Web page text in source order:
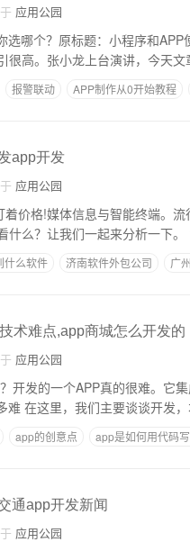
应用公园
题：小程序和APP使用，你选哪个？ app开发小
很高。张小龙上台演讲，今天
报警联动 APP制作从0开始教程
app开发
应用公园
价格!媒体信息与智能终端。
什么软件 济南软件外包公司 广
术难点,app商城怎么开发的
应用公园
开发？有一个APP有多难 在这里，我们主
app的创意点 app是如何用代码
通app开发新闻
应用公园